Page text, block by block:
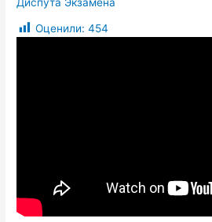
Оценили: 454